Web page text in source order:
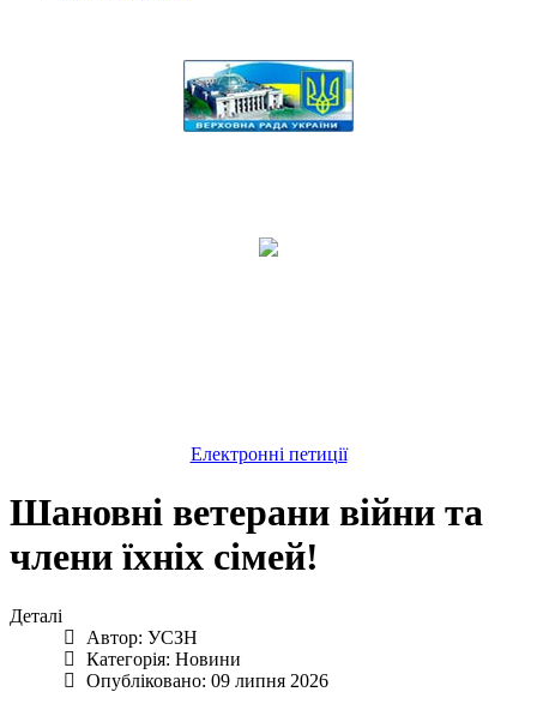
Електронні петиції
Шановні ветерани війни та
члени їхніх сімей!
Деталі
Автор: УСЗН
Категорія: Новини
Опубліковано: 09 липня 2026